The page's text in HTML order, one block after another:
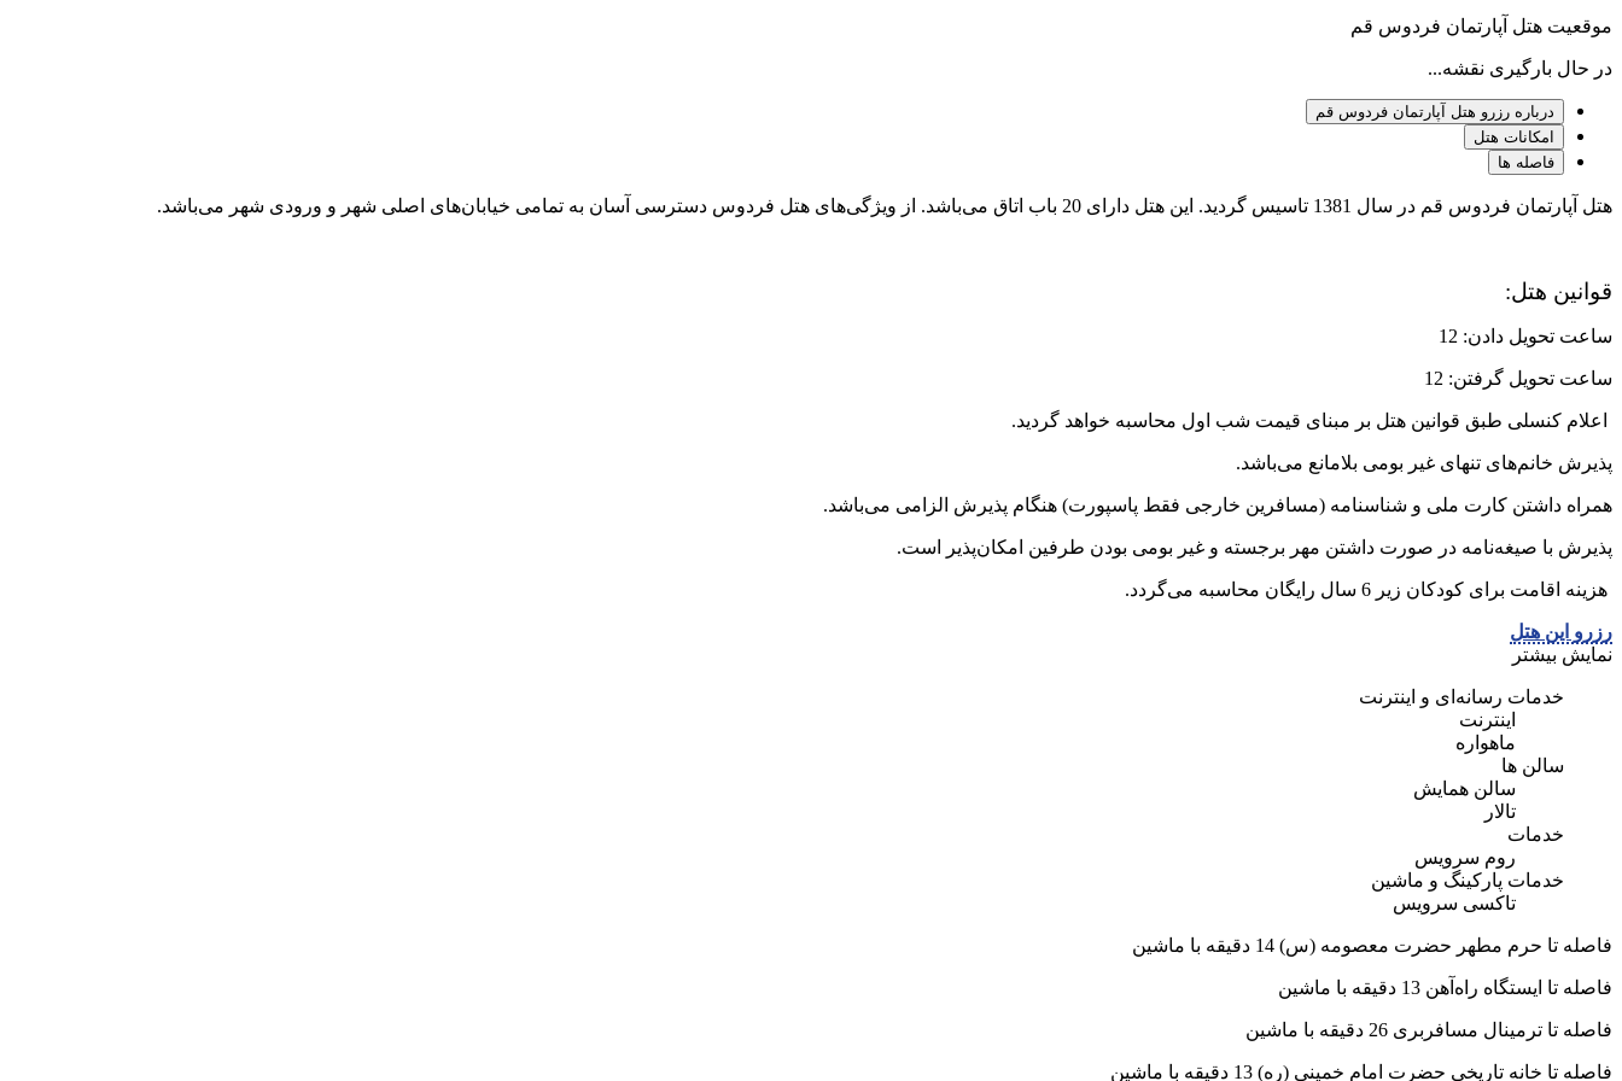
موقعیت هتل آپارتمان فردوس قم
در حال بارگیری نقشه...
درباره رزرو هتل آپارتمان فردوس قم
امکانات هتل
فاصله ها
هتل آپارتمان فردوس قم در سال 1381 تاسیس گردید. این هتل دارای 20 باب اتاق می‌باشد. از ویژگی‌های هتل فردوس دسترسی آسان به تمامی خیابان‌های اصلی شهر و ورودی شهر می‌باشد.
قوانین هتل:
ساعت تحویل دادن: 12
ساعت تحویل گرفتن: 12
اعلام کنسلی طبق قوانین هتل بر مبنای قیمت شب اول محاسبه خواهد گردید.
پذیرش خانم‌های تنهای غیر بومی بلامانع می‌باشد.
همراه داشتن کارت ملی و شناسنامه (مسافرین خارجی فقط پاسپورت) هنگام پذیرش الزامی می‌باشد.
پذیرش با صیغه‌نامه در صورت داشتن مهر برجسته و غیر بومی بودن طرفین امکان‌پذیر است.
هزینه اقامت برای کودکان زیر 6 سال رایگان محاسبه می‌گردد.
رزرو این هتل
نمایش بیشتر
خدمات رسانه‌ای و اینترنت
اینترنت
ماهواره
سالن ها
سالن همایش
تالار
خدمات
روم سرویس
خدمات پارکینگ و ماشین
تاکسی سرویس
فاصله تا حرم مطهر حضرت معصومه (س) 14 دقیقه با ماشین
فاصله تا ایستگاه راه‌آهن 13 دقیقه با ماشین
فاصله تا ترمینال مسافربری 26 دقیقه با ماشین
فاصله تا خانه تاریخی حضرت امام خمینی (ره) 13 دقیقه با ماشین